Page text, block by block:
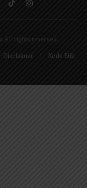
TikTokInstagram
. All rights reserved.
Disclaimer Kode Etik